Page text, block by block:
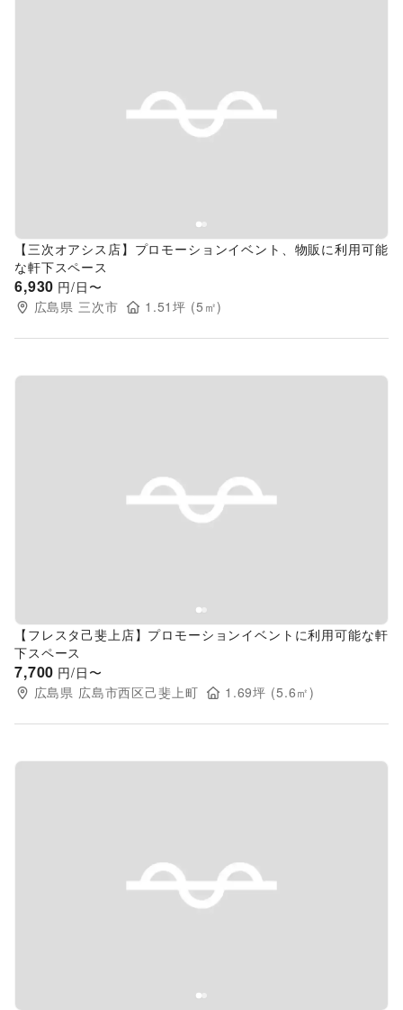
Previous slide
【三次オアシス店】プロモーションイベント、物販に利用可能
な軒下スペース
6,930 円/日〜
広島県 三次市 1.51坪 (5 ㎡)
Previous slide
【フレスタ己斐上店】プロモーションイベントに利用可能な軒
下スペース
7,700 円/日〜
広島県 広島市西区己斐上町 1.69坪 (5.6㎡)
Previous slide